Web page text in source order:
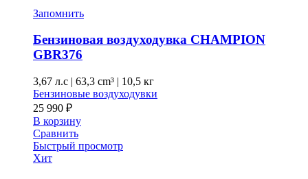
Запомнить
Бензиновая воздуходувка CHAMPION
GBR376
3,67 л.с | 63,3 cm³ | 10,5 кг
Бензиновые воздуходувки
25 990 ₽
В корзину
Сравнить
Быстрый просмотр
Хит